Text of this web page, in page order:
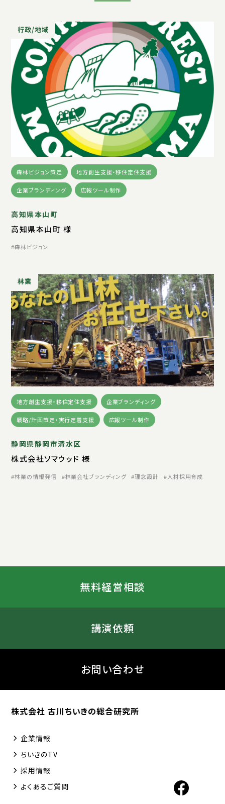
行政/地域
森林ビジョン策定 地方創生支援・移住定住支援
企業ブランディング 広報ツール制作
高知県本山町
高知県本山町 様
森林ビジョン
林業
地方創生支援・移住定住支援 企業ブランディング
戦略/計画策定・実行定着支援 広報ツール制作
静岡県静岡市清水区
株式会社ソマウッド 様
林業の情報発信 林業会社ブランディング 理念設計 人材採用育成
無料経営相談
講演依頼
お問い合わせ
株式会社 古川ちいきの総合研究所
企業情報
ちいきのTV
採用情報
よくあるご質問